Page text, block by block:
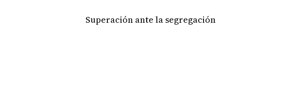
Superación ante la segregación